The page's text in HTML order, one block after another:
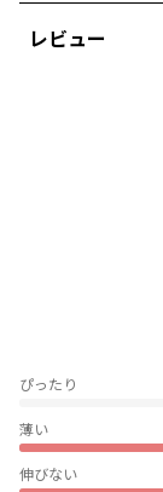
レビュー
ぴったり
薄い
伸びない
全方位写真映えなデ
あらゆるシーンでの
そんな思いを服にこ